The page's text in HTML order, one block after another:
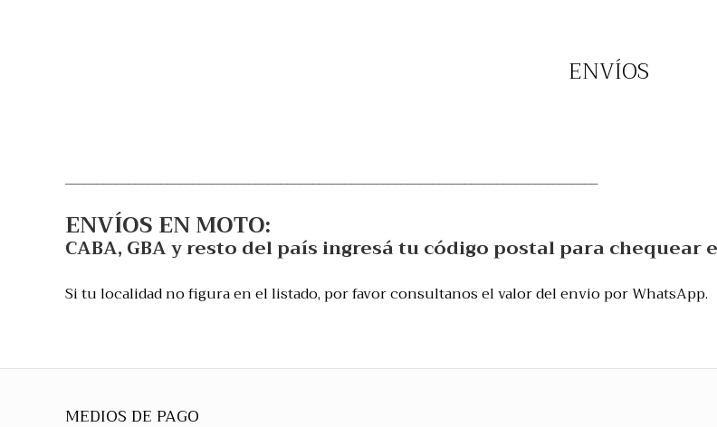
ENVÍOS
____________________________________________________________________________________
ENVÍOS EN MOTO:
CABA, GBA y resto del país ingresá tu código postal para chequear
Si tu localidad no figura en el listado, por favor consultanos el valor del envio por WhatsApp.
MEDIOS DE PAGO